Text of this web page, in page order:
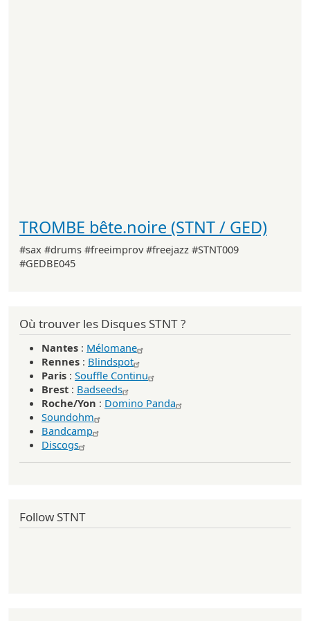
TROMBE bête.noire (STNT / GED)
#sax #drums #freeimprov #freejazz #STNT009
#GEDBE045
Où trouver les Disques STNT ?
Nantes : Mélomane
Rennes : Blindspot
Paris : Souffle Continu
Brest : Badseeds
Roche/Yon : Domino Panda
Soundohm
Bandcamp
Discogs
Follow STNT